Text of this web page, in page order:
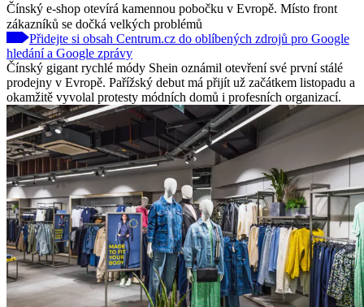
Čínský e-shop otevírá kamennou pobočku v Evropě. Místo front
zákazníků se dočká velkých problémů
Přidejte si obsah Centrum.cz do oblíbených zdrojů pro Google
hledání a Google zprávy
Čínský gigant rychlé módy Shein oznámil otevření své první stálé
prodejny v Evropě. Pařížský debut má přijít už začátkem listopadu a
okamžitě vyvolal protesty módních domů i profesních organizací.